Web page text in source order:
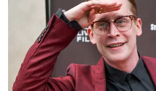
Sun TV Upcoming Serial